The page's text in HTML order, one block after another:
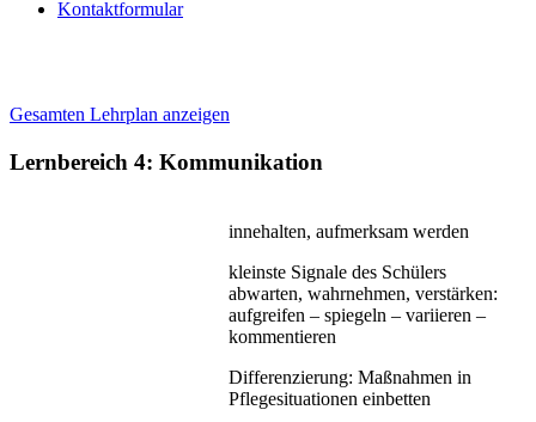
Kontaktformular
Gesamten Lehrplan anzeigen
Lernbereich 4: Kommunikation
innehalten, aufmerksam werden
kleinste Signale des Schülers
abwarten, wahrnehmen, verstärken:
aufgreifen – spiegeln – variieren –
kommentieren
Differenzierung: Maßnahmen in
Pflegesituationen einbetten